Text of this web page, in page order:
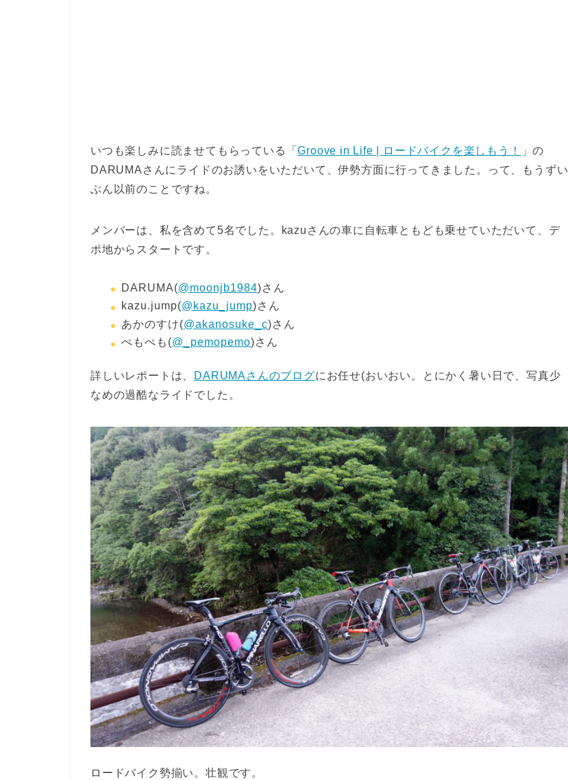
いつも楽しみに読ませてもらっている「Groove in Life | ロードバイクを楽しもう！
」の
DARUMAさんにライドのお誘いをいただいて、伊勢方面に行ってきました。って、もうずい
ぶん以前のことですね。
メンバーは、私を含めて5名でした。kazuさんの車に自転車ともども乗せていただいて、デ
ポ地からスタートです。
DARUMA(@moonjb1984)さん
kazu.jump(@kazu_jump)さん
あかのすけ(@akanosuke_c)さん
ぺもぺも(@_pemopemo)さん
詳しいレポートは、 DARUMAさんのブログにお任せ(おいおい。とにかく暑い日で、写真少
なめの過酷なライドでした。
ロードバイク勢揃い。壮観です。